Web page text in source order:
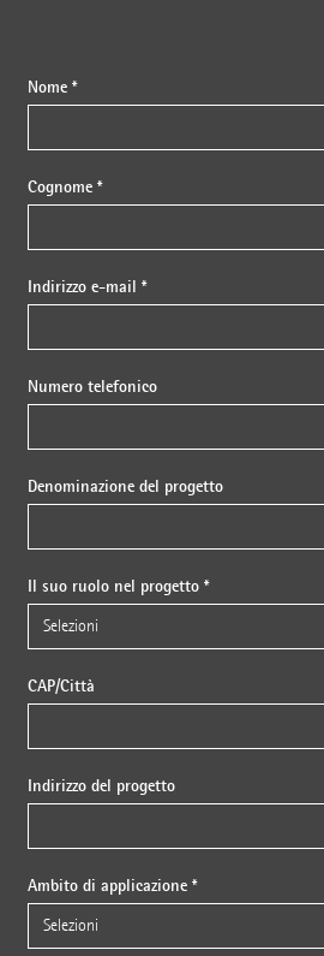
Nome *
Cognome *
Indirizzo e-mail *
Numero telefonico
Denominazione del progetto
Il suo ruolo nel progetto *
CAP/Città
Indirizzo del progetto
Ambito di applicazione *